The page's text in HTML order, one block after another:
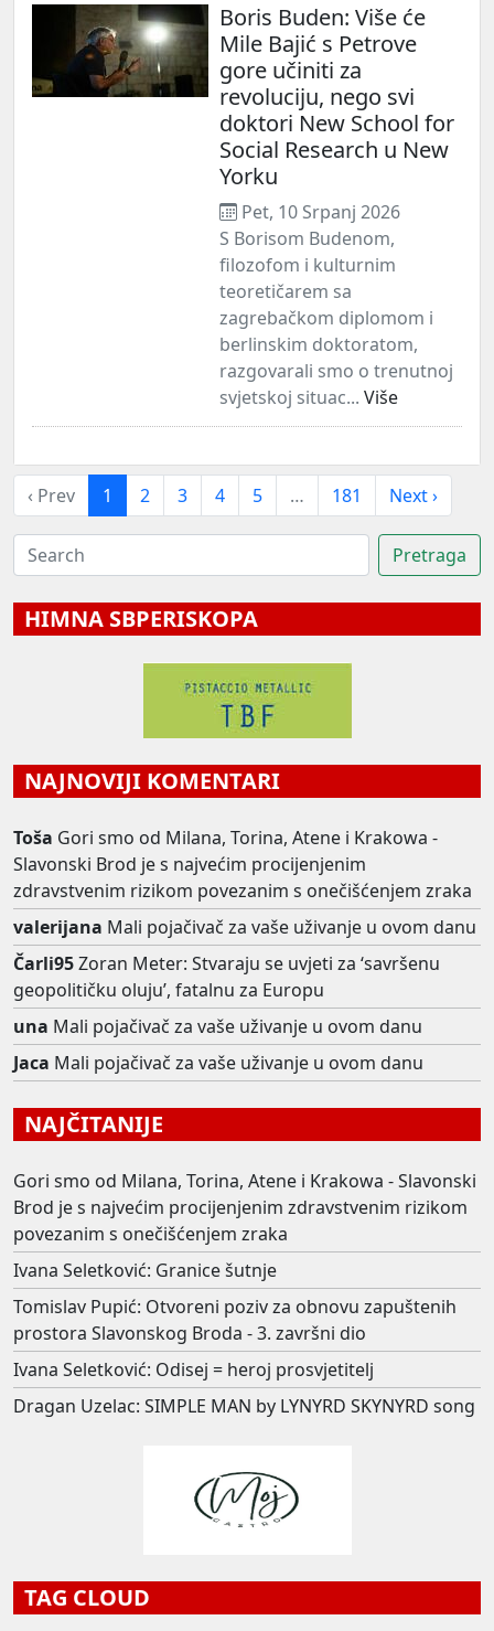
Boris Buden: Više će
Mile Bajić s Petrove
gore učiniti za
revoluciju, nego svi
doktori New School for
Social Research u New
Yorku
Pet, 10 Srpanj 2026
S Borisom Budenom,
filozofom i kulturnim
teoretičarem sa
zagrebačkom diplomom i
berlinskim doktoratom,
razgovarali smo o trenutnoj
svjetskoj situac... Više
‹ Prev 1 2 3 4 5 … 181 Next ›
HIMNA SBPERISKOPA
NAJNOVIJI KOMENTARI
Toša Gori smo od Milana, Torina, Atene i Krakowa -
Slavonski Brod je s najvećim procijenjenim
zdravstvenim rizikom povezanim s onečišćenjem zraka
valerijana Mali pojačivač za vaše uživanje u ovom danu
Čarli95Zoran Meter: Stvaraju se uvjeti za ‘savršenu
geopolitičku oluju’, fatalnu za Europu
una Mali pojačivač za vaše uživanje u ovom danu
Jaca Mali pojačivač za vaše uživanje u ovom danu
NAJČITANIJE
Gori smo od Milana, Torina, Atene i Krakowa - Slavonski
Brod je s najvećim procijenjenim zdravstvenim rizikom
povezanim s onečišćenjem zraka
Ivana Seletković: Granice šutnje
Tomislav Pupić: Otvoreni poziv za obnovu zapuštenih
prostora Slavonskog Broda - 3. završni dio
Ivana Seletković: Odisej = heroj prosvjetitelj
Dragan Uzelac: SIMPLE MAN by LYNYRD SKYNYRD song
TAG CLOUD